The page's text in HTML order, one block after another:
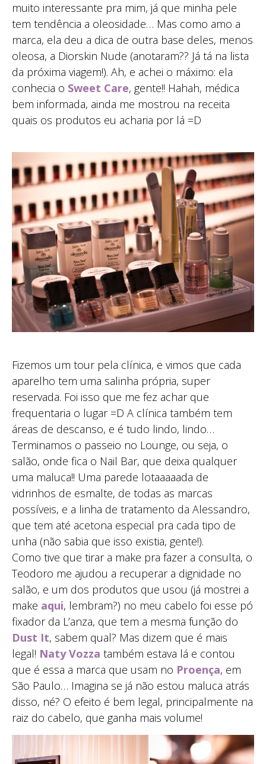
muito interessante pra mim, já que minha pele
tem tendência a oleosidade… Mas como amo a
marca, ela deu a dica de outra base deles, menos
oleosa, a Diorskin Nude (anotaram?? Já tá na lista
da próxima viagem!). Ah, e achei o máximo: ela
conhecia o Sweet Care, gente!! Hahah, médica
bem informada, ainda me mostrou na receita
quais os produtos eu acharia por lá =D
Fizemos um tour pela clínica, e vimos que cada
aparelho tem uma salinha própria, super
reservada. Foi isso que me fez achar que
frequentaria o lugar =D A clínica também tem
áreas de descanso, e é tudo lindo, lindo…
Terminamos o passeio no Lounge, ou seja, o
salão, onde fica o Nail Bar, que deixa qualquer
uma maluca!! Uma parede lotaaaaada de
vidrinhos de esmalte, de todas as marcas
possíveis, e a linha de tratamento da Alessandro,
que tem até acetona especial pra cada tipo de
unha (não sabia que isso existia, gente!).
Como tive que tirar a make pra fazer a consulta, o
Teodoro me ajudou a recuperar a dignidade no
salão, e um dos produtos que usou (já mostrei a
make aqui, lembram?) no meu cabelo foi esse pó
fixador da L’anza, que tem a mesma função do
Dust It, sabem qual? Mas dizem que é mais
legal! Naty Vozza também estava lá e contou
que é essa a marca que usam no Proença, em
São Paulo… Imagina se já não estou maluca atrás
disso, né? O efeito é bem legal, principalmente na
raiz do cabelo, que ganha mais volume!